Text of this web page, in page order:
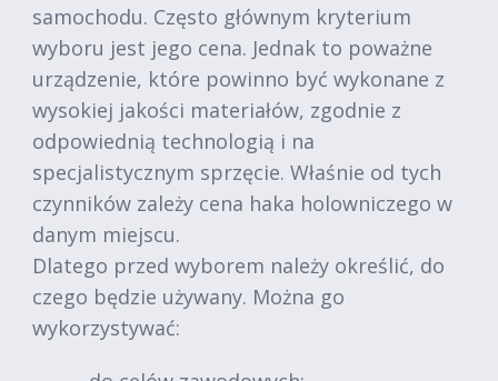
samochodu. Często głównym kryterium
wyboru jest jego cena. Jednak to poważne
urządzenie, które powinno być wykonane z
wysokiej jakości materiałów, zgodnie z
odpowiednią technologią i na
specjalistycznym sprzęcie. Właśnie od tych
czynników zależy cena haka holowniczego w
danym miejscu.
Dlatego przed wyborem należy określić, do
czego będzie używany. Można go
wykorzystywać: